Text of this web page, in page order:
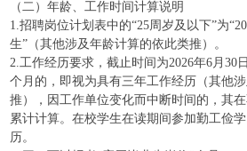
（二）年龄、工作时间计算说明
1.招聘岗位计划表中的“25周岁及以下”为
生”（其他涉及年龄计算的依此类推）。
2.工作经历要求，截止时间为2026年6月30
个月的，即视为具有三年工作经历（其他
推），因工作单位变化而中断时间的，其
累计计算。在校学生在读期间参加勤工俭
历。